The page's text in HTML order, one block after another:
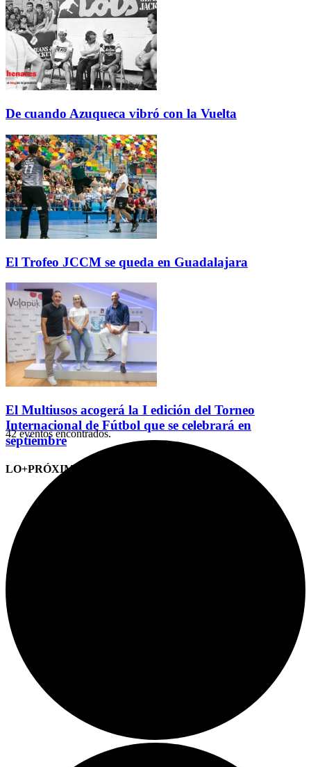
De cuando Azuqueca vibró con la Vuelta
El Trofeo JCCM se queda en Guadalajara
El Multiusos acogerá la I edición del Torneo
Internacional de Fútbol que se celebrará en
septiembre
LO+PRÓXIMO (CITAS)
42 eventos encontrados.